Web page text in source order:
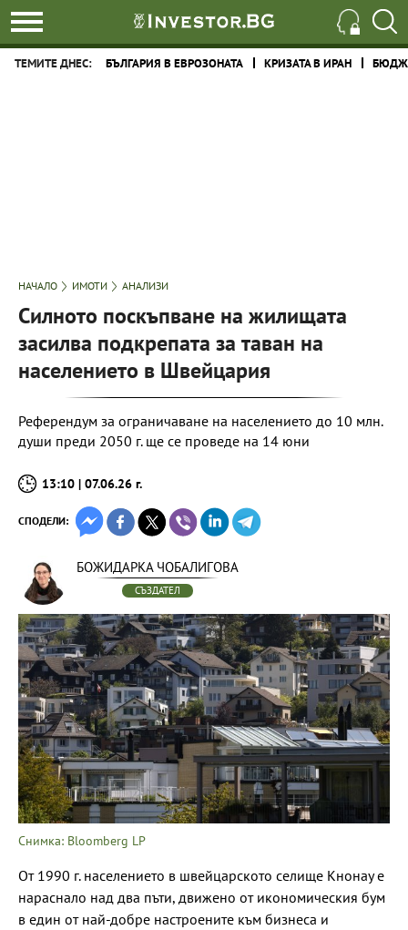
ТЕМИТЕ ДНЕС: БЪЛГАРИЯ В ЕВРОЗОНАТА КРИЗАТА В ИРАН
НАЧАЛО ИМОТИ АНАЛИЗИ
Силното поскъпване на жилищата
засилва подкрепата за таван на
населението в Швейцария
Референдум за ограничаване на населението до 10 млн.
души преди 2050 г. ще се проведе на 14 юни
13:10 | 07.06.26 г.
СПОДЕЛИ:
БОЖИДАРКА ЧОБАЛИГОВА
СЪЗДАТЕЛ
Снимка: Bloomberg LP
От 1990 г. населението в швейцарското селище Кнонау е
нараснало над два пъти, движено от икономическия бум
в един от най-добре настроените към бизнеса и